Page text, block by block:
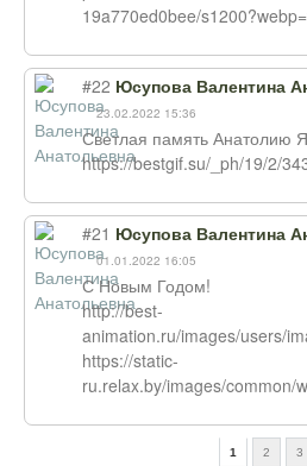
19a770ed0bee/
#22 Юсупова Валентина
23.02.2022 15:36
Светлая память Анатолию
https://bestgif.su/_ph/19/2/
#21 Юсупова Валентина
01.01.2022 16:05
С Новым Годом!
http://best-
animation.ru/images/users/
https://static-
ru.relax.by/images/common/
1 2 3